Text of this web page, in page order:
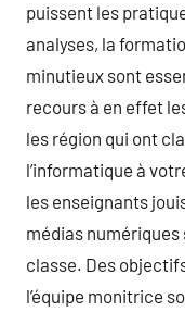
puissent les
analyses, la
minutieux sont
recours à en effet
les région qui ont
l’informatique à
les enseignants
médias numériques
classe. Des
l’équipe monitrice